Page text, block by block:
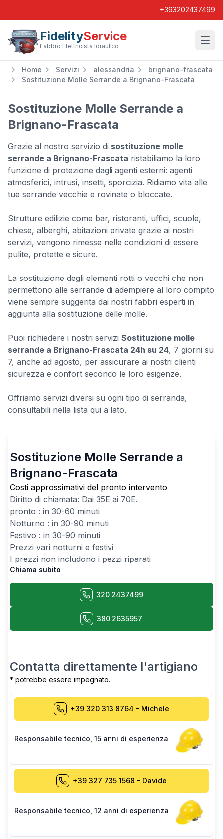
+393202437499
FidelityService
Fabbro Elettricista Idraulico
Home Servizi alessandria
brignano-frascata
Sostituzione Molle Serrande a Brignano-Frascata
Sostituzione Molle Serrande a
Brignano-Frascata
Grazie al nostro servizio di sostituzione molle
serrande a Brignano-Frascata ristabiliamo la loro
funzione di protezione dagli agenti esterni: agenti
atmosferici, intrusi, insetti, sporcizia. Ridiamo vita alle
tue serrande vecchie e rovinate o bloccate.
Strutture edilizie come bar, ristoranti, uffici, scuole,
chiese, alberghi, abitazioni private grazie ai nostri
servizi, vengono rimesse nelle condizioni di essere
pulite, protette e sicure.
La sostituzione degli elementi rotti o vecchi che non
permettono alle serrande di adempiere al loro compito
viene sempre suggerita dai nostri fabbri esperti in
aggiunta alla sostituzione delle molle.
Puoi richiedere i nostri servizi Sostituzione molle
serrande a Brignano-Frascata 24h su 24, 7 giorni su
7, anche ad agosto, per assicurare ai nostri clienti
sicurezza e confort secondo le loro esigenze.
Offriamo servizi diversi su ogni tipo di serranda,
consultabili nella lista qui a lato.
Sostituzione Molle Serrande a
Brignano-Frascata
Costi approssimativi del pronto intervento
Diritto di chiamata: Dai 35E ai 70E.
pronto : in 30-60 minuti
Notturno : in 30-90 minuti
Festivo : in 30-90 minuti
Prezzi vari notturni e festivi
I prezzi non includono i pezzi riparati
Chiama subito
320 2437499
380 2635957
Contatta direttamente l'artigiano
* potrebbe essere impegnato.
+39 320 313 8764 - Michele
Responsabile tecnico 15 anni di esperienza
+39 327 735 1568 - Davide
Responsabile tecnico 12 anni di esperienza